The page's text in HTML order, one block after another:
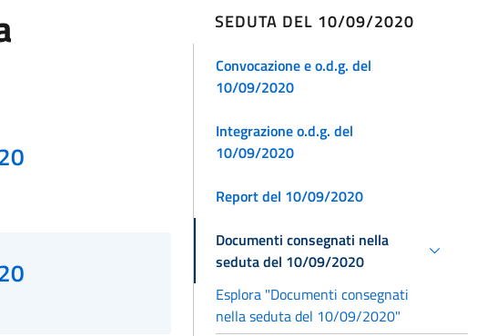
SEDUTA DEL 10/09/2020
Convocazione e o.d.g. del
10/09/2020
Integrazione o.d.g. del
10/09/2020
Report del 10/09/2020
Documenti consegnati nella
seduta del 10/09/2020
Esplora "Documenti consegnati
nella seduta del 10/09/2020"